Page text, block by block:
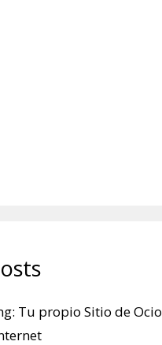
Tu propio Sitio de Ocio